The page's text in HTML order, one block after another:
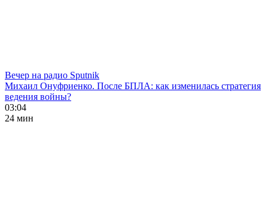
Вечер на радио Sputnik
Михаил Онуфриенко. После БПЛА: как изменилась стратегия
ведения войны?
03:04
24 мин